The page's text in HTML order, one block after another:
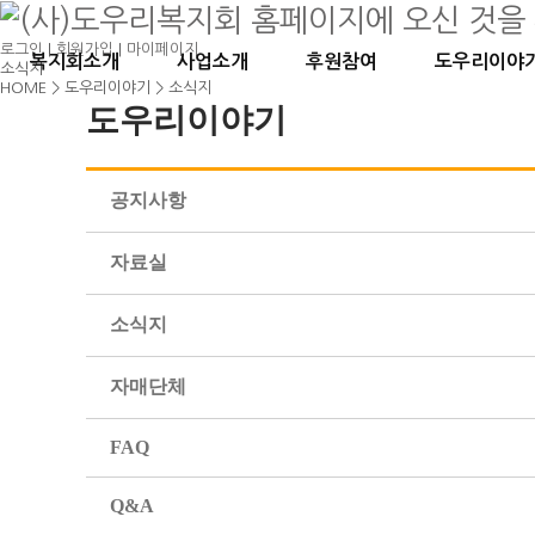
복지회소개 사업소개 후원참여 도우리이야
로그인| 회원가입| 마이페이지
소식지
HOME > 도우리이야기 > 소식지
도우리이야기
공지사항
자료실
소식지
자매단체
FAQ
Q&A